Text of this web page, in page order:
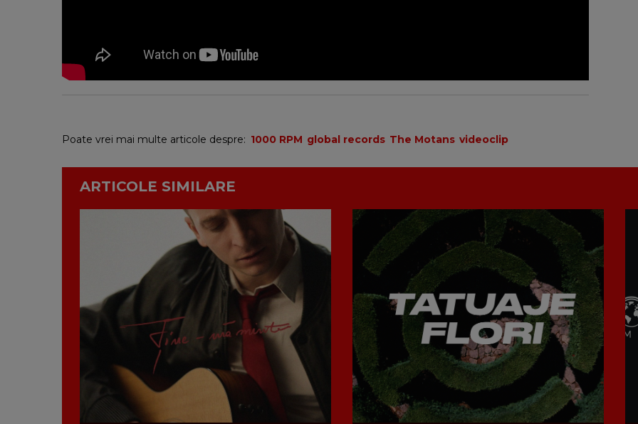
Poate vrei mai multe articole despre: 1000 RPM global records The Motans videoclip
ARTICOLE SIMILARE